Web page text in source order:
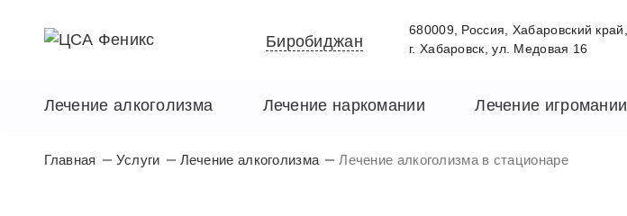
Биробиджан
680009, Россия, Хабаровский край,
г. Хабаровск, ул. Медовая 16
Лечение алкоголизма Лечение наркомании Лечение игромании
Главная Услуги Лечение алкоголизма Лечение алкоголизма в стационаре